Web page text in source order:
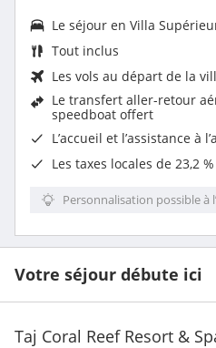
Le séjour en Villa
Tout inclus
Les vols au départ de la
Le transfert aller-retour
speedboat offert
L’accueil et l’assistance à
Les taxes locales de 23,2
Personnalisation possible à
Votre séjour débute ici
Taj Coral Reef Resort &